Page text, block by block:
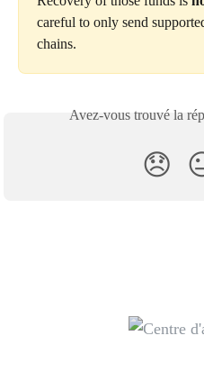
careful to only send
chains.
Avez-vous trouvé la
😞